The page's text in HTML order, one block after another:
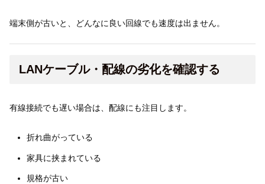
端末側が古いと、どんなに良い回線でも速度は出ません。
LANケーブル・配線の劣化を確認する
有線接続でも遅い場合は、配線にも注目します。
折れ曲がっている
家具に挟まれている
規格が古い